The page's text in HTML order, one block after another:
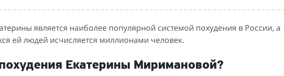
является наиболее популярной системой похудения в России, а
ей людей исчисляется миллионами человек.
Екатерины Миримановой?